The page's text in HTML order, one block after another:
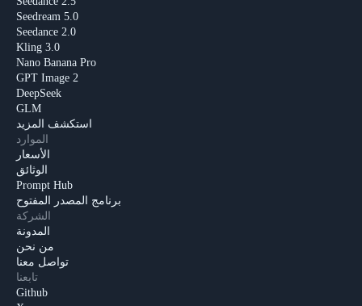
Seedream 5.0
Seedance 2.0
Kling 3.0
Nano Banana Pro
GPT Image 2
DeepSeek
GLM
استكشف المزيد
الموارد
الأسعار
الوثائق
Prompt Hub
برنامج المصدر المفتوح
الشركة
المدونة
من نحن
تواصل معنا
تابعنا
Github